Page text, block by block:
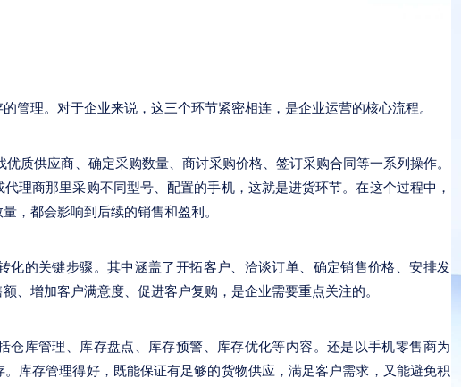
管理。对于企业来说，这三个环节紧密相连，是企业运营的核心流程。
质供应商、确定采购数量、商讨采购价格、签订采购合同等一系列操作。
理商那里采购不同型号、配置的手机，这就是进货环节。在这个过程中，
，都会影响到后续的销售和盈利。
化的关键步骤。其中涵盖了开拓客户、洽谈订单、确定销售价格、安排发
、增加客户满意度、促进客户复购，是企业需要重点关注的。
仓库管理、库存盘点、库存预警、库存优化等内容。还是以手机零售商为
库存管理得好，既能保证有足够的货物供应，满足客户需求，又能避免积